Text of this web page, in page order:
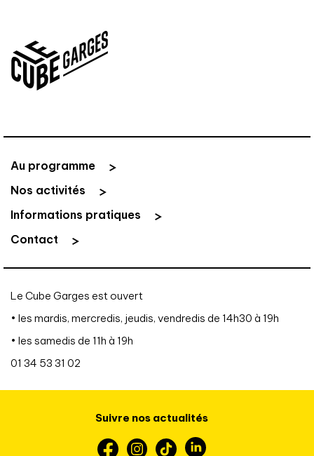
Au programme
Nos activités
Informations pratiques
Contact
Le Cube Garges est ouvert
• les mardis, mercredis, jeudis, vendredis de 14h30 à 19h
• les samedis de 11h à 19h
01 34 53 31 02
Suivre nos actualités